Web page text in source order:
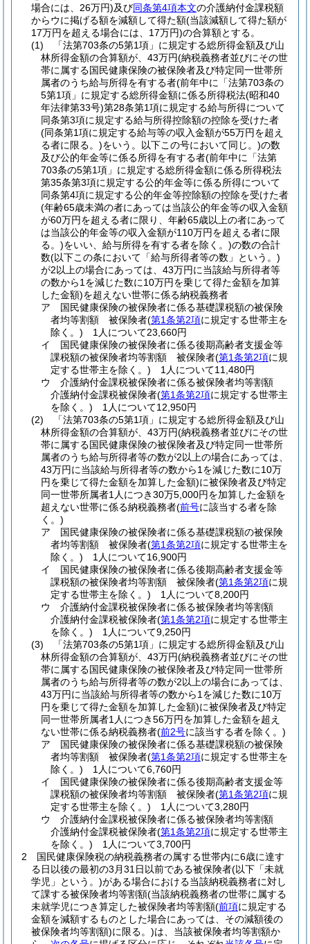
場合には、26万円)及び同条第4項本文の介護納付金課税額
からウに掲げる額を減額して得た額(当該減額して得た額が
17万円を超える場合には、17万円)の合算額とする。
(1)
「法第703条の5第1項」に規定する総所得金額及び山
林所得金額の合算額が、43万円(納税義務者並びにその世
帯に属する国民健康保険の被保険者及び特定同一世帯所
属者のうち給与所得を有する者(前年中に「法第703条の
5第1項」に規定する総所得金額に係る所得税法(昭和40
年法律第33号)第28条第1項に規定する給与所得について
同条第3項に規定する給与所得控除額の控除を受けた者
(同条第1項に規定する給与等の収入金額が55万円を超え
る者に限る。)をいう。以下この号において同じ。)の数
及び公的年金等に係る所得を有する者(前年中に「法第
703条の5第1項」に規定する総所得金額に係る所得税法
第35条第3項に規定する公的年金等に係る所得について
同条第4項に規定する公的年金等控除額の控除を受けた者
(年齢65歳未満の者にあっては当該公的年金等の収入金額
が60万円を超える者に限り、年齢65歳以上の者にあって
は当該公的年金等の収入金額が110万円を超える者に限
る。)をいい、給与所得を有する者を除く。)の数の合計
数(以下この条において「給与所得者等の数」という。)
が2以上の場合にあっては、43万円に当該給与所得者等
の数から1を減じた数に10万円を乗じて得た金額を加算
した金額)を超えない世帯に係る納税義務者
ア
国民健康保険の被保険者に係る基礎課税額の被保険
者均等割額 被保険者(第1条第2項に規定する世帯主を
除く。) 1人について23,660円
イ
国民健康保険の被保険者に係る後期高齢者支援金等
課税額の被保険者均等割額 被保険者(第1条第2項に規
定する世帯主を除く。) 1人について11,480円
ウ
介護納付金課税被保険者に係る被保険者均等割額
介護納付金課税被保険者(第1条第2項に規定する世帯主
を除く。) 1人について12,950円
(2)
「法第703条の5第1項」に規定する総所得金額及び山
林所得金額の合算額が、43万円(納税義務者並びにその世
帯に属する国民健康保険の被保険者及び特定同一世帯所
属者のうち給与所得者等の数が2以上の場合にあっては、
43万円に当該給与所得者等の数から1を減じた数に10万
円を乗じて得た金額を加算した金額)に被保険者及び特定
同一世帯所属者1人につき30万5,000円を加算した金額を
超えない世帯に係る納税義務者(前号に該当する者を除
く。)
ア
国民健康保険の被保険者に係る基礎課税額の被保険
者均等割額 被保険者(第1条第2項に規定する世帯主を
除く。) 1人について16,900円
イ
国民健康保険の被保険者に係る後期高齢者支援金等
課税額の被保険者均等割額 被保険者(第1条第2項に規
定する世帯主を除く。) 1人について8,200円
ウ
介護納付金課税被保険者に係る被保険者均等割額
介護納付金課税被保険者(第1条第2項に規定する世帯主
を除く。) 1人について9,250円
(3)
「法第703条の5第1項」に規定する総所得金額及び山
林所得金額の合算額が、43万円(納税義務者並びにその世
帯に属する国民健康保険の被保険者及び特定同一世帯所
属者のうち給与所得者等の数が2以上の場合にあっては、
43万円に当該給与所得者等の数から1を減じた数に10万
円を乗じて得た金額を加算した金額)に被保険者及び特定
同一世帯所属者1人につき56万円を加算した金額を超え
ない世帯に係る納税義務者(前2号に該当する者を除く。)
ア
国民健康保険の被保険者に係る基礎課税額の被保険
者均等割額 被保険者(第1条第2項に規定する世帯主を
除く。) 1人について6,760円
イ
国民健康保険の被保険者に係る後期高齢者支援金等
課税額の被保険者均等割額 被保険者(第1条第2項に規
定する世帯主を除く。) 1人について3,280円
ウ
介護納付金課税被保険者に係る被保険者均等割額
介護納付金課税被保険者(第1条第2項に規定する世帯主
を除く。) 1人について3,700円
2
国民健康保険税の納税義務者の属する世帯内に6歳に達す
る日以後の最初の3月31日以前である被保険者(以下「未就
学児」という。)がある場合における当該納税義務者に対し
て課する被保険者均等割額(当該納税義務者の世帯に属する
未就学児につき算定した被保険者均等割額(前項に規定する
金額を減額するものとした場合にあっては、その減額後の
被保険者均等割額)に限る。)は、当該被保険者均等割額か